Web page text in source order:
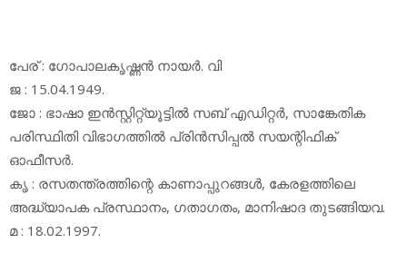
പേര് : ഗോപാലകൃഷ്ണന്‍ നായര്‍. വി
ജ : 15.04.1949.
ജോ : ഭാഷാ ഇന്‍സ്റ്റിറ്റ്യൂട്ടില്‍ സബ് എഡിറ്റര്‍, സാങ്കേതിക
പരിസ്ഥിതി വിഭാഗത്തില്‍ പ്രിന്‍സിപ്പല്‍ സയന്റിഫിക്
ഓഫീസര്‍.
കൃ : രസതന്ത്രത്തിന്റെ കാണാപ്പുറങ്ങള്‍, കേരളത്തിലെ
അദ്ധ്യാപക പ്രസ്ഥാനം, ഗതാഗതം, മാനിഷാദ തുടങ്ങിയവ.
മ : 18.02.1997.